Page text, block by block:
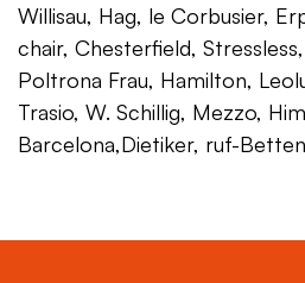
Willisau, Hag, le Corbusier,
chair, Chesterfield,
Poltrona Frau, Hamilton,
Trasio, W. Schillig, Mezzo,
Barcelona,Dietiker, ruf-